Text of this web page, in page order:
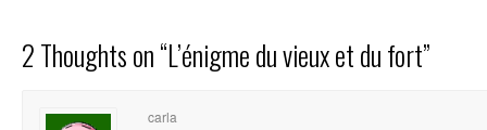
2 Thoughts on “L’énigme du vieux et du fort”
carla